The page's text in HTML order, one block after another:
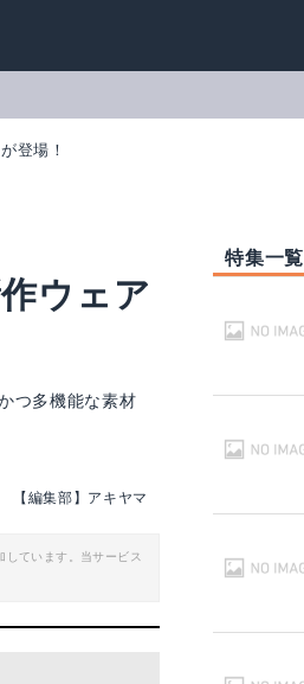
登場！
ウェア
つ多機能な素材
【編集部】アキヤマ
ています。当サービス
特集一覧